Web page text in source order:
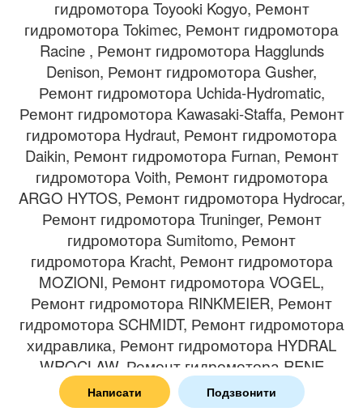
Написати Подзвонити
гидромотора Toyooki Kogyo, Ремонт
гидромотора Tokimec, Ремонт гидромотора
Racine , Ремонт гидромотора Hagglunds
Denison, Ремонт гидромотора Gusher,
Ремонт гидромотора Uchida-Hydromatic,
Ремонт гидромотора Kawasaki-Staffa, Ремонт
гидромотора Hydraut, Ремонт гидромотора
Daikin, Ремонт гидромотора Furnan, Ремонт
гидромотора Voith, Ремонт гидромотора
ARGO HYTOS, Ремонт гидромотора Hydrocar,
Ремонт гидромотора Truninger, Ремонт
гидромотора Sumitomo, Ремонт
гидромотора Kracht, Ремонт гидромотора
MOZIONI, Ремонт гидромотора VOGEL,
Ремонт гидромотора RINKMEIER, Ремонт
гидромотора SCHMIDT, Ремонт гидромотора
хидравлика, Ремонт гидромотора HYDRAL
WROCLAW, Ремонт гидромотора RENE
LEDUC, Ремонт гидромотора HEIDELBERG,
Ремонт гидромотора INDUSTRIALTECHNIC,